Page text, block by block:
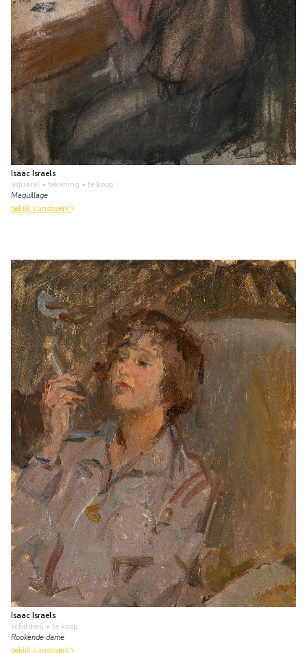
Isaac Israels
aquarel • tekening • te koop
Maquillage
bekijk kunstwerk
Isaac Israels
schilderij • te koop
Rookende dame
bekijk kunstwerk